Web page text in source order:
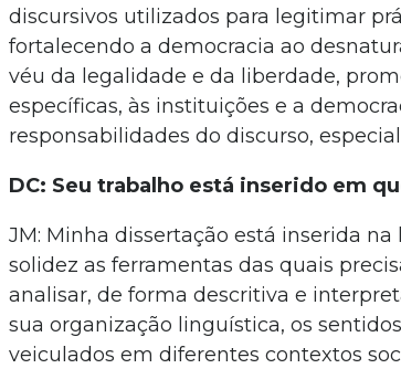
discursivos utilizados para legitimar
fortalecendo a democracia ao
véu da legalidade e da liberdade,
específicas, às instituições e a
responsabilidades do discurso,
DC: Seu trabalho está inserido em
JM: Minha dissertação está inserida
solidez as ferramentas das quais
analisar, de forma descritiva e
sua organização linguística, os
veiculados em diferentes contextos